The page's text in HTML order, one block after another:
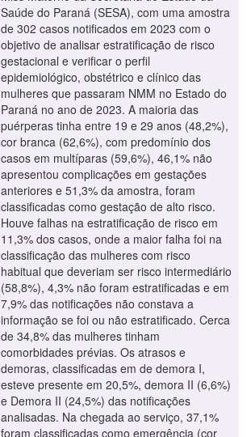
Saúde do Paraná (SESA), com uma amostra
de 302 casos notificados em 2023 com o
objetivo de analisar estratificação de risco
gestacional e verificar o perfil
epidemiológico, obstétrico e clínico das
mulheres que passaram NMM no Estado do
Paraná no ano de 2023. A maioria das
puérperas tinha entre 19 e 29 anos (48,2%),
cor branca (62,6%), com predomínio dos
casos em multíparas (59,6%), 46,1% não
apresentou complicações em gestações
anteriores e 51,3% da amostra, foram
classificadas como gestação de alto risco.
Houve falhas na estratificação de risco em
11,3% dos casos, onde a maior falha foi na
classificação das mulheres com risco
habitual que deveriam ser risco intermediário
(58,8%), 4,3% não foram estratificadas e em
7,9% das notificações não constava a
informação se foi ou não estratificado. Cerca
de 34,8% das mulheres tinham
comorbidades prévias. Os atrasos e
demoras, classificadas em de demora I,
esteve presente em 20,5%, demora II (6,6%)
e Demora II (24,5%) das notificações
analisadas. Na chegada ao serviço, 37,1%
foram classificadas como emergência (cor